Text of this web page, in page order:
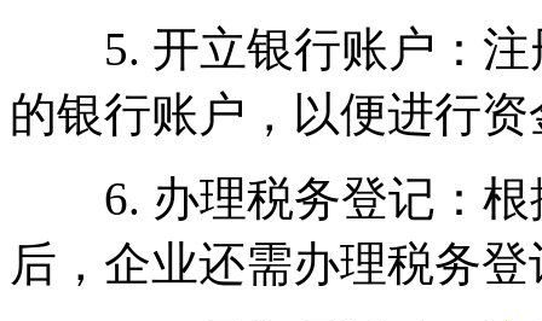
5. 开立银行账户：注
的银行账户，以便进行
6. 办理税务登记：根
后，企业还需办理税务